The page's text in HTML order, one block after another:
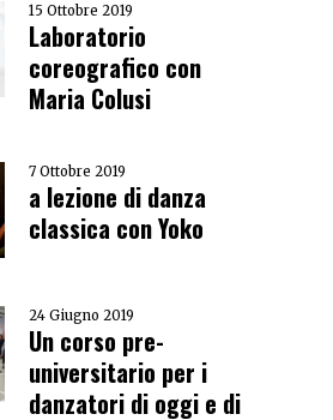
15 Ottobre 2019
Laboratorio
coreografico con
Maria Colusi
7 Ottobre 2019
a lezione di danza
classica con Yoko
24 Giugno 2019
Un corso pre-
universitario per i
danzatori di oggi e di